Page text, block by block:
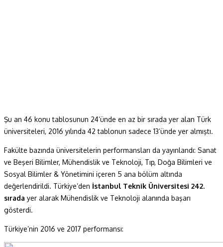
Şu an 46 konu tablosunun 24’ünde en az bir sırada yer alan Türk
üniversiteleri, 2016 yılında 42 tablonun sadece 13’ünde yer almıştı.
Fakülte bazında üniversitelerin performansları da yayınlandı: Sanat
ve Beşeri Bilimler, Mühendislik ve Teknoloji, Tıp, Doğa Bilimleri ve
Sosyal Bilimler & Yönetimini içeren 5 ana bölüm altında
değerlendirildi. Türkiye’den İstanbul Teknik Üniversitesi 242.
sırada yer alarak Mühendislik ve Teknoloji alanında başarı
gösterdi.
Türkiye’nin 2016 ve 2017 performansı: